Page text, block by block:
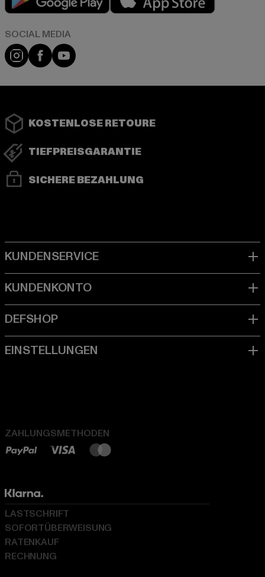
Instagram
FacebookYouTube
KOSTENLOSE RETOURE
TIEFPREISGARANTIE
SICHERE BEZAHLUNG
ZAHLUNGSMETHODEN
LASTSCHRIFT
SOFORTÜBERWEISUNG
RATENKAUF
RECHNUNG